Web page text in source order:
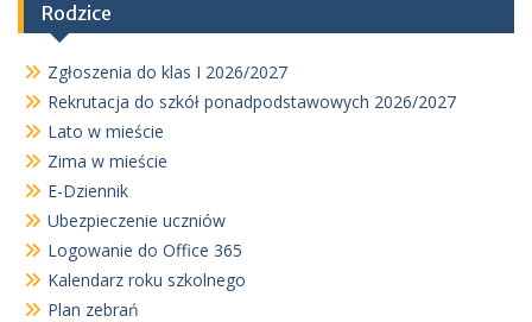
Rodzice
Zgłoszenia do klas I 2026/2027
Rekrutacja do szkół ponadpodstawowych 2026/2027
Lato w mieście
Zima w mieście
E-Dziennik
Ubezpieczenie uczniów
Logowanie do Office 365
Kalendarz roku szkolnego
Plan zebrań